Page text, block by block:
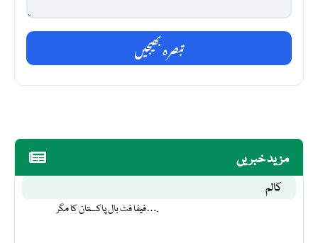
مزید خبریں
کالم
فیفا فٹ بال پاکستان کا مگر….
تبصرہ بھیجیں